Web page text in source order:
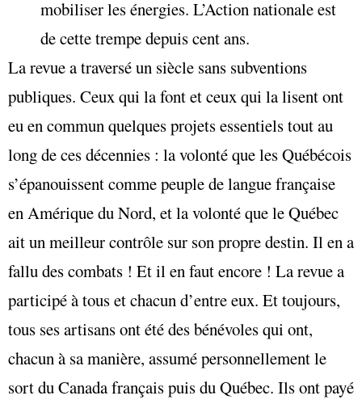
mobiliser les énergies. L’Action nationale est
de cette trempe depuis cent ans.
La revue a traversé un siècle sans subventions
publiques. Ceux qui la font et ceux qui la lisent ont
eu en commun quelques projets essentiels tout au
long de ces décennies : la volonté que les Québécois
s’épanouissent comme peuple de langue française
en Amérique du Nord, et la volonté que le Québec
ait un meilleur contrôle sur son propre destin. Il en a
fallu des combats ! Et il en faut encore ! La revue a
participé à tous et chacun d’entre eux. Et toujours,
tous ses artisans ont été des bénévoles qui ont,
chacun à sa manière, assumé personnellement le
sort du Canada français puis du Québec. Ils ont payé